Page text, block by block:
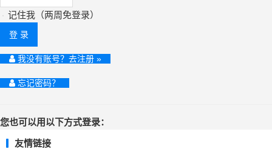
记住我（两周免登录）
登 录
我没有账号？去注册 »
忘记密码？
您也可以用以下方式登录：
友情链接